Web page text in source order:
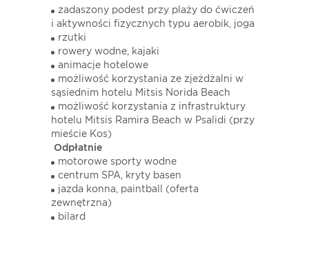
zadaszony podest przy plaży do ćwiczeń
i aktywności fizycznych typu aerobik, joga
rzutki
rowery wodne, kajaki
animacje hotelowe
możliwość korzystania ze zjeżdżalni w
sąsiednim hotelu Mitsis Norida Beach
możliwość korzystania z infrastruktury
hotelu Mitsis Ramira Beach w Psalidi (przy
mieście Kos)
Odpłatnie
motorowe sporty wodne
centrum SPA, kryty basen
jazda konna, paintball (oferta
zewnętrzna)
bilard